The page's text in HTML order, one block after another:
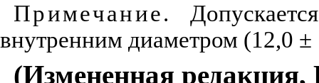
Примечание.
внутренним диаметром (12,0
(Измененная